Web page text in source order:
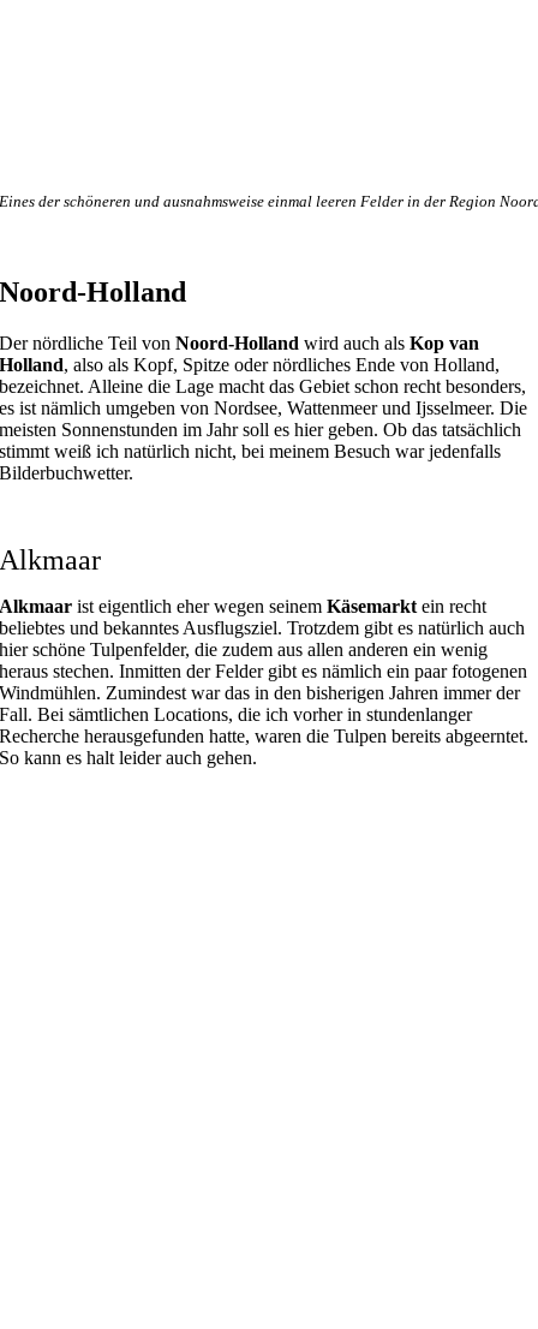
Eines der schöneren und ausnahmsweise einmal leeren Felder in der Region
Noord-Holland
Der nördliche Teil von Noord-Holland wird auch alsKop van
Holland, also als Kopf, Spitze oder nördliches Ende von Holland,
bezeichnet. Alleine die Lage macht das Gebiet schon recht besonders,
es ist nämlich umgeben von Nordsee, Wattenmeer und Ijsselmeer. Die
meisten Sonnenstunden im Jahr soll es hier geben. Ob das tatsächlich
stimmt weiß ich natürlich nicht, bei meinem Besuch war jedenfalls
Bilderbuchwetter.
Alkmaar
Alkmaar ist eigentlich eher wegen seinemKäsemarkt ein recht
beliebtes und bekanntes Ausflugsziel. Trotzdem gibt es natürlich auch
hier schöne Tulpenfelder, die zudem aus allen anderen ein wenig
heraus stechen. Inmitten der Felder gibt es nämlich ein paar fotogenen
Windmühlen. Zumindest war das in den bisherigen Jahren immer der
Fall. Bei sämtlichen Locations, die ich vorher in stundenlanger
Recherche herausgefunden hatte, waren die Tulpen bereits abgeerntet.
So kann es halt leider auch gehen.